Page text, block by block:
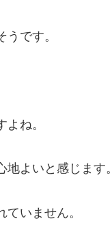
です。
ね。
よいと感じます。
いません。